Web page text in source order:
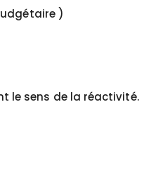
)
le sens de la réactivité.